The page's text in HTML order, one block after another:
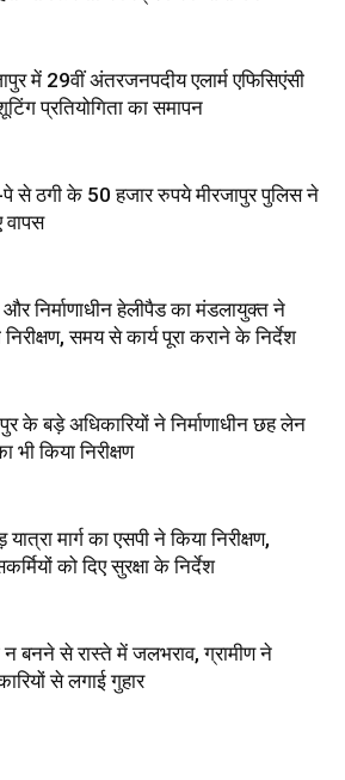
में 29वीं अंतरजनपदीय एलार्म एफिसिएंसी
प्रतियोगिता का समापन
से ठगी के 50 हजार रुपये मीरजापुर पुलिस ने
वापस
और निर्माणाधीन हेलीपैड का मंडलायुक्त ने
निरीक्षण, समय से कार्य पूरा कराने के निर्देश
के बड़े अधिकारियों ने निर्माणाधीन छह लेन
भी किया निरीक्षण
मार्ग का एसपी ने किया निरीक्षण,
को दिए सुरक्षा के निर्देश
न बनने से रास्ते में जलभराव, ग्रामीण ने
से लगाई गुहार